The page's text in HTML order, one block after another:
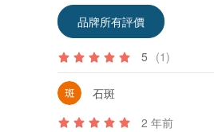
品牌所有評價
5 (1)
石斑
2 年前